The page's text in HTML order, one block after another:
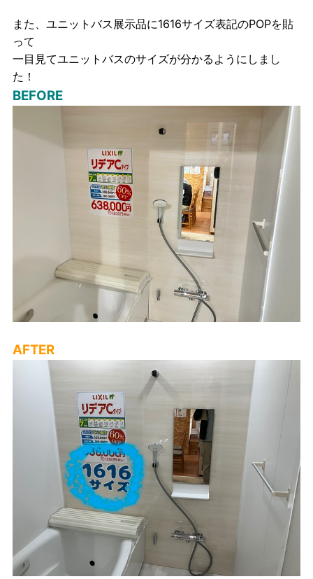
また、ユニットバス展示品に1616サイズ表記のPOPを貼
って
一目見てユニットバスのサイズが分かるようにしまし
た！
BEFORE
AFTER